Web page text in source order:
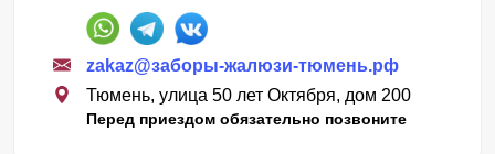
zakaz@заборы-жалюзи-тюмень.рф
Тюмень, улица 50 лет Октября, дом 200
Перед приездом обязательно позвоните